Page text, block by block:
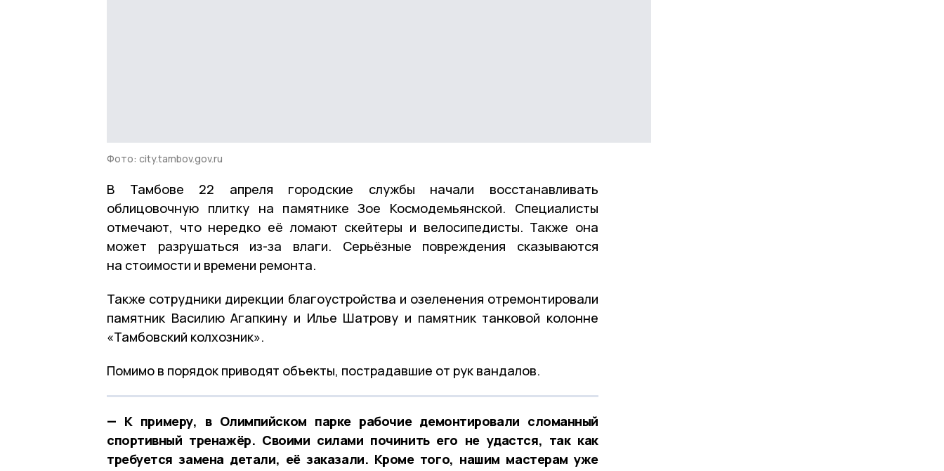
Фото: city.tambov.gov.ru
В Тамбове 22 апреля городские службы начали восстанавливать
облицовочную плитку на памятнике Зое Космодемьянской. Специалисты
отмечают, что нередко её ломают скейтеры и велосипедисты. Также она
может разрушаться из-за влаги. Серьёзные повреждения сказываются
на стоимости и времени ремонта.
Также сотрудники дирекции благоустройства и озеленения отремонтировали
памятник Василию Агапкину и Илье Шатрову и памятник танковой колонне
«Тамбовский колхозник».
Помимо в порядок приводят объекты, пострадавшие от рук вандалов.
— К примеру, в Олимпийском парке рабочие демонтировали сломанный
спортивный тренажёр. Своими силами починить его не удастся, так как
требуется замена детали, её заказали. Кроме того, нашим мастерам уже